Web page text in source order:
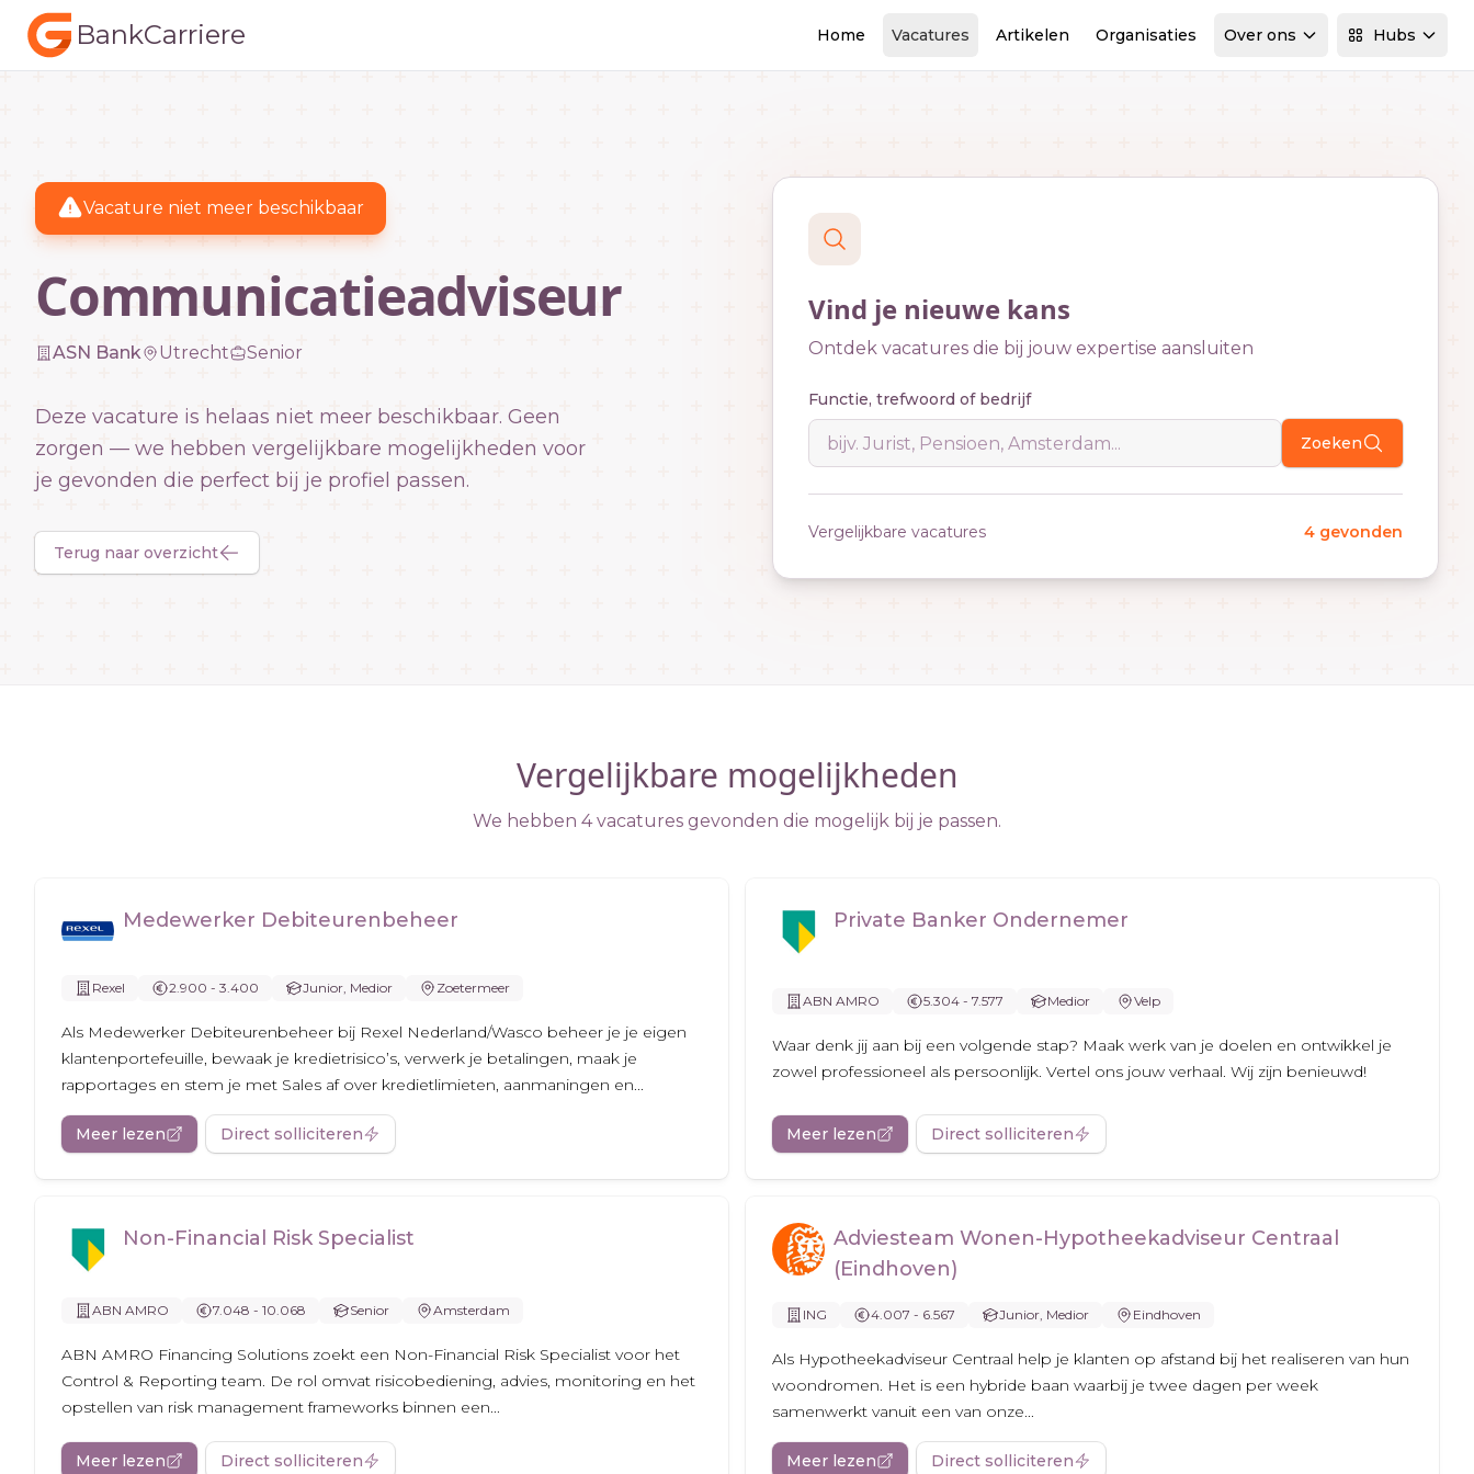
BankCarriere Home Vacatures Artikelen Organisaties Over ons Hubs
Vacature niet meer beschikbaar
Communicatieadviseur
ASN Bank Utrecht Senior
Deze vacature is helaas niet meer beschikbaar. Geen
zorgen — we hebben vergelijkbare mogelijkheden voor
je gevonden die perfect bij je profiel passen.
Terug naar overzicht
Vind je nieuwe kans
Ontdek vacatures die bij jouw expertise aansluiten
Functie, trefwoord of bedrijf
Zoeken
Vergelijkbare vacatures 4 gevonden
Vergelijkbare mogelijkheden
We hebben 4 vacatures gevonden die mogelijk bij je passen.
Medewerker Debiteurenbeheer
Rexel 2.900 - 3.400 Junior, Medior Zoetermeer
Als Medewerker Debiteurenbeheer bij Rexel Nederland/Wasco beheer je je eigen
klantenportefeuille, bewaak je kredietrisico’s, verwerk je betalingen, maak je
rapportages en stem je met Sales af over kredietlimieten, aanmaningen en...
Meer lezen Direct solliciteren
Private Banker Ondernemer
ABN AMRO 5.304 - 7.577 Medior Velp
Waar denk jij aan bij een volgende stap? Maak werk van je doelen en ontwikkel je
zowel professioneel als persoonlijk. Vertel ons jouw verhaal. Wij zijn benieuwd!
Meer lezen Direct solliciteren
Non-Financial Risk Specialist
ABN AMRO 7.048 - 10.068 Senior Amsterdam
ABN AMRO Financing Solutions zoekt een Non-Financial Risk Specialist voor het
Control & Reporting team. De rol omvat risicobediening, advies, monitoring en het
opstellen van risk management frameworks binnen een...
Meer lezen Direct solliciteren
Adviesteam Wonen-Hypotheekadviseur Centraal
(Eindhoven)
ING 4.007 - 6.567 Junior, Medior Eindhoven
Als Hypotheekadviseur Centraal help je klanten op afstand bij het realiseren van hun
woondromen. Het is een hybride baan waarbij je twee dagen per week
samenwerkt vanuit een van onze...
Meer lezen Direct solliciteren